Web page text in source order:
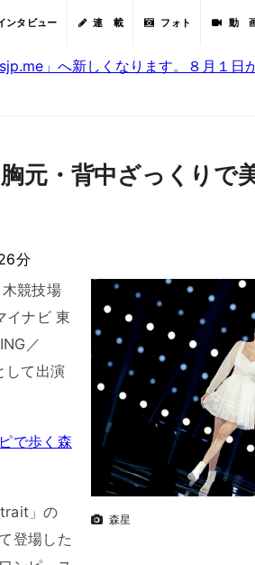
ンタビュー 連 載 フォト 動
」へ新しくなります。８月１日
元・背中ざっくりで
分
森星
競技場
イナビ 東
／
して出演
で歩く森
」の
登場した